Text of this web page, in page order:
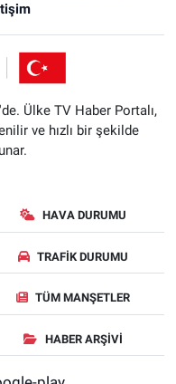
Ülke TV Haber Portalı,
ve hızlı bir şekilde
HAVA DURUMU
TRAFIK DURUMU
TÜM MANŞETLER
HABER ARŞIVI